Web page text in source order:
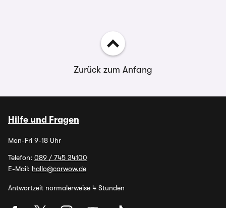
Zurück zum Anfang
Hilfe und Fragen
Mon-Fri 9-18 Uhr
Telefon: 089 / 745 34100
E-Mail: hallo@carwow.de
Antwortzeit normalerweise 4 Stunden